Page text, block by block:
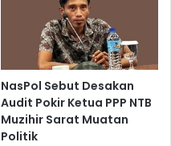
NasPol Sebut Desakan
Audit Pokir Ketua PPP NTB
Muzihir Sarat Muatan
Politik